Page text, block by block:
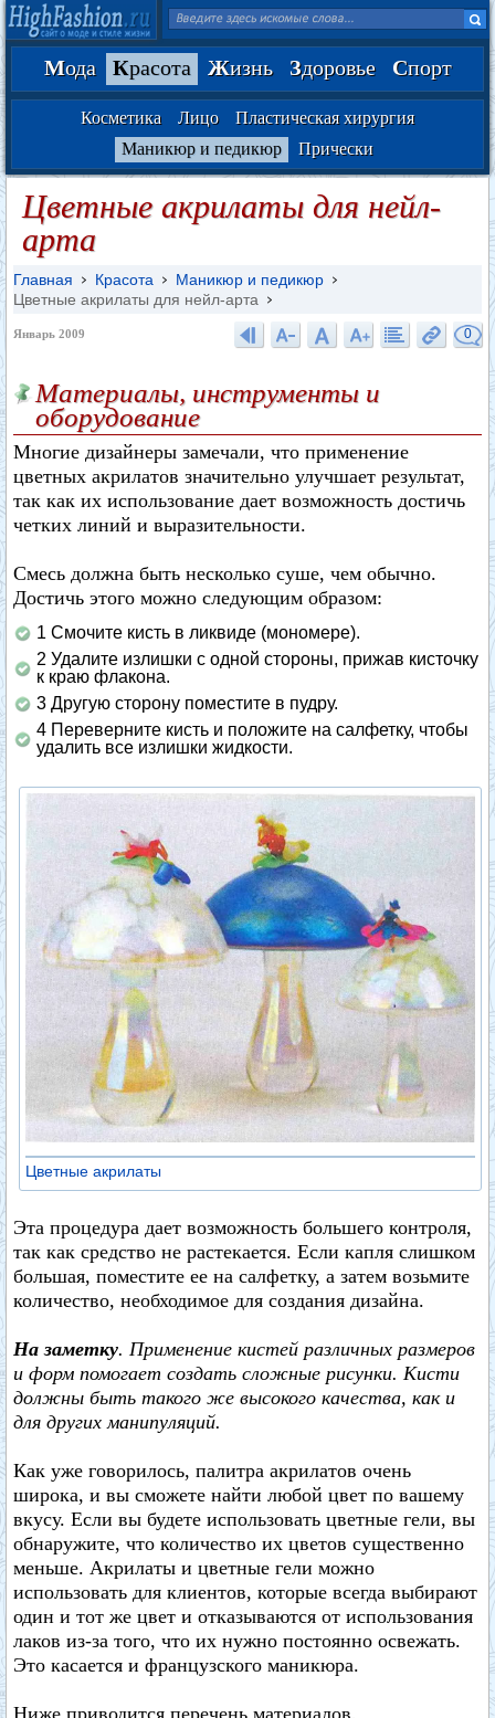
Мода Красота Жизнь Здоровье Спорт
Косметика Лицо
Пластическая хирургия
Маникюр и педикюр
Прически
Цветные акрилаты для нейл-
арта
Главная Красота
Маникюр и педикюр
Цветные акрилаты для нейл-арта
Январь 2009 0
Материалы, инструменты и
оборудование
Многие дизайнеры замечали, что применение
цветных акрилатов значительно улучшает результат,
так как их использование дает возможность достичь
четких линий и выразительности.
Смесь должна быть несколько суше, чем обычно.
Достичь этого можно следующим образом:
1 Смочите кисть в ликвиде (мономере).
2 Удалите излишки с одной стороны, прижав кисточку
к краю флакона.
3 Другую сторону поместите в пудру.
4 Переверните кисть и положите на салфетку, чтобы
удалить все излишки жидкости.
Цветные акрилаты
Эта процедура дает возможность большего контроля,
так как средство не растекается. Если капля слишком
большая, поместите ее на салфетку, а затем возьмите
количество, необходимое для создания дизайна.
На заметку. Применение кистей различных размеров
и форм помогает создать сложные рисунки. Кисти
должны быть такого же высокого качества, как и
для других манипуляций.
Как уже говорилось, палитра акрилатов очень
широка, и вы сможете найти любой цвет по вашему
вкусу. Если вы будете использовать цветные гели, вы
обнаружите, что количество их цветов существенно
меньше. Акрилаты и цветные гели можно
использовать для клиентов, которые всегда выбирают
один и тот же цвет и отказываются от использования
лаков из-за того, что их нужно постоянно освежать.
Это касается и французского маникюра.
Ниже приводится перечень материалов,